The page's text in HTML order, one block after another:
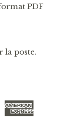
PDF
la poste.